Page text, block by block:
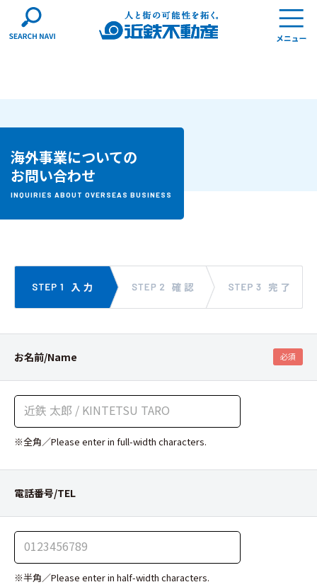
海外事業についての
お問い合わせ
INQUIRIES ABOUT OVERSEAS BUSINESS
お名前/Name 必須
※全角／Please enter in full-width characters.
電話番号/TEL
※半角／Please enter in half-width characters.